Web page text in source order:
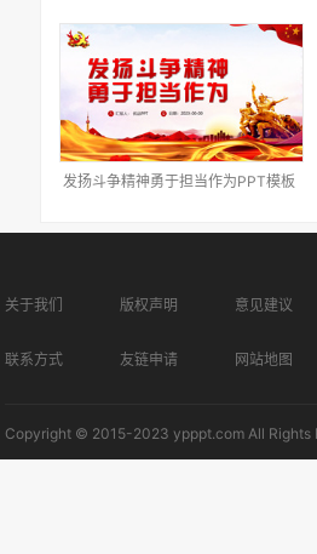
发扬斗争精神勇于担当作为PPT模板
关于我们 版权声明 意见建议
联系方式 友链申请 网站地图
Copyright © 2015-2023 ypppt.com All Rights